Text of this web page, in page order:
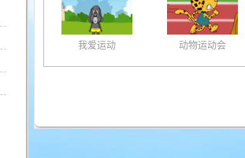
我爱运动 动物运动会